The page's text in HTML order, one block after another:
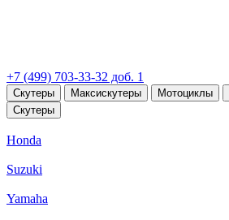
+7 (499) 703-33-32 доб. 1
Скутеры Максискутеры Мотоциклы
Скутеры
Honda
Suzuki
Yamaha